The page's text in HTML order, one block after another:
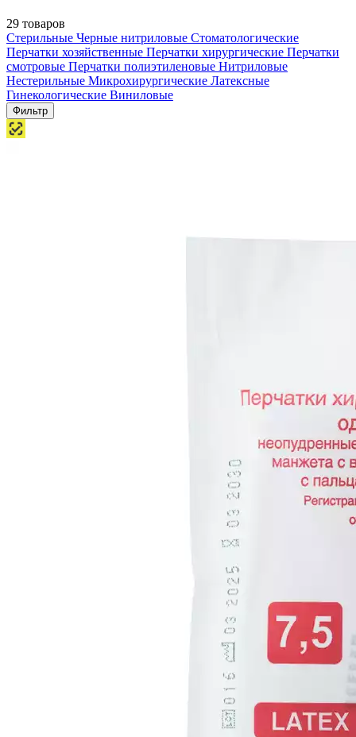
29 товаров
Стерильные Черные нитриловые Стоматологические
Перчатки хозяйственные Перчатки хирургические Перчатки
смотровые Перчатки полиэтиленовые Нитриловые
Нестерильные Микрохирургические Латексные
Гинекологические Виниловые
Фильтр